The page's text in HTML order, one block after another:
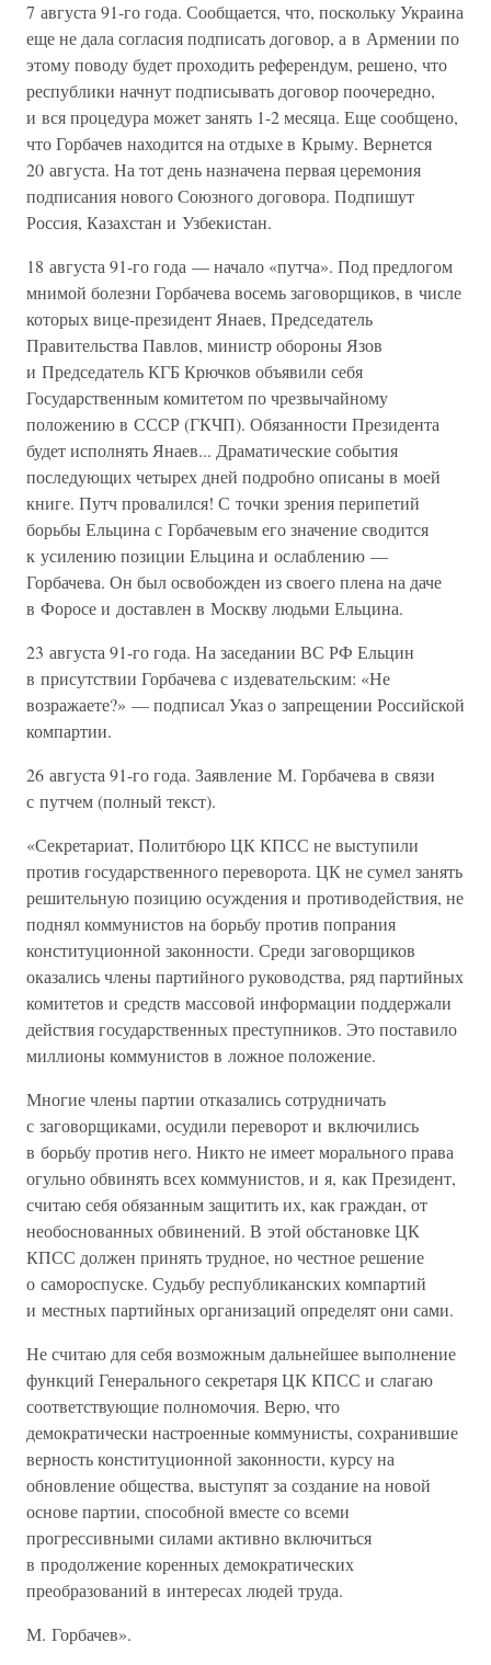
7 августа 91-го года. Сообщается, что, поскольку Украина
еще не дала согласия подписать договор, а в Армении по
этому поводу будет проходить референдум, решено, что
республики начнут подписывать договор поочередно,
и вся процедура может занять 1-2 месяца. Еще сообщено,
что Горбачев находится на отдыхе в Крыму. Вернется
20 августа. На тот день назначена первая церемония
подписания нового Союзного договора. Подпишут
Россия, Казахстан и Узбекистан.
18 августа 91-го года — начало «путча». Под предлогом
мнимой болезни Горбачева восемь заговорщиков, в числе
которых вице-президент Янаев, Председатель
Правительства Павлов, министр обороны Язов
и Председатель КГБ Крючков объявили себя
Государственным комитетом по чрезвычайному
положению в СССР (ГКЧП). Обязанности Президента
будет исполнять Янаев... Драматические события
последующих четырех дней подробно описаны в моей
книге. Путч провалился! С точки зрения перипетий
борьбы Ельцина с Горбачевым его значение сводится
к усилению позиции Ельцина и ослаблению —
Горбачева. Он был освобожден из своего плена на даче
в Форосе и доставлен в Москву людьми Ельцина.
23 августа 91-го года. На заседании ВС РФ Ельцин
в присутствии Горбачева с издевательским: «Не
возражаете?» — подписал Указ о запрещении Российской
компартии.
26 августа 91-го года. Заявление М. Горбачева в связи
с путчем (полный текст).
«Секретариат, Политбюро ЦК КПСС не выступили
против государственного переворота. ЦК не сумел занять
решительную позицию осуждения и противодействия, не
поднял коммунистов на борьбу против попрания
конституционной законности. Среди заговорщиков
оказались члены партийного руководства, ряд партийных
комитетов и средств массовой информации поддержали
действия государственных преступников. Это поставило
миллионы коммунистов в ложное положение.
Многие члены партии отказались сотрудничать
с заговорщиками, осудили переворот и включились
в борьбу против него. Никто не имеет морального права
огульно обвинять всех коммунистов, и я, как Президент,
считаю себя обязанным защитить их, как граждан, от
необоснованных обвинений. В этой обстановке ЦК
КПСС должен принять трудное, но честное решение
о самороспуске. Судьбу республиканских компартий
и местных партийных организаций определят они сами.
Не считаю для себя возможным дальнейшее выполнение
функций Генерального секретаря ЦК КПСС и слагаю
соответствующие полномочия. Верю, что
демократически настроенные коммунисты, сохранившие
верность конституционной законности, курсу на
обновление общества, выступят за создание на новой
основе партии, способной вместе со всеми
прогрессивными силами активно включиться
в продолжение коренных демократических
преобразований в интересах людей труда.
М. Горбачев».